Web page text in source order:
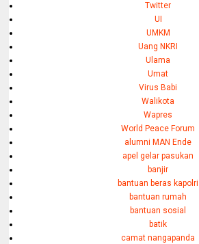
Twitter
UI
UMKM
Uang NKRI
Ulama
Umat
Virus Babi
Walikota
Wapres
World Peace Forum
alumni MAN Ende
apel gelar pasukan
banjir
bantuan beras kapolri
bantuan rumah
bantuan sosial
batik
camat nangapanda